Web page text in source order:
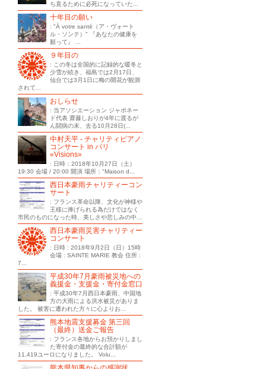
ち直るために必死になっていた...
十年目の願い
: "À votre santé（ア・ヴォート
ル・ソンテ）" 『あなたの健康を
願って』 ...
９年目の
: この冬は全国的に記録的な暖冬と
少雪が続き、福島では2月17日、
仙台では3月1日に梅の開花が観測
されて...
おしらせ
: 当アソシエーション ジャポネー
ド代表 齋藤しおりが4年に渡るが
ん闘病の末、去る10月28日(...
中村天平 - チャリティピアノ
コンサート in パリ
«Visions»
: 日時：2018年10月27日（土）
19:30 会場 / 20:00 開演 場所："Maison d...
西日本豪雨チャリティーコン
サート
: フランス革命以降、文化が神様や
王様に捧げられる為だけではなく
市民のものになった時、美しさや悲しみの中...
西日本豪雨災害チャリティー
コンサート
: 日時 : 2018年9月2日（日）15時
会場 : SAINTE MARIE 教会 住所 :
7...
平成30年7月豪雨被災地への
義援金・支援金・寄付金窓口
: 平成30年7月西日本豪雨、中国地
方の大雨による洪水被災がありま
した。 被害に遭われた方々に心よりお...
熊本地震支援募金 第三回
（最終）送金ご報告
: フランス各地からお預かりしまし
た寄付金の最終的な合計額が
11,419ユーロになりました。 Volu...